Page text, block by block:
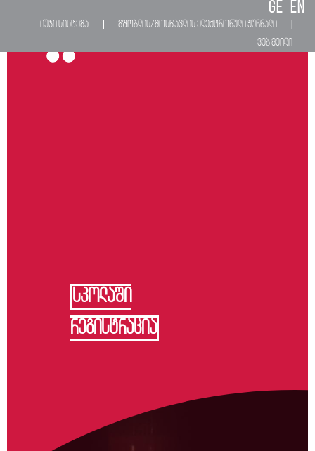
GE EN
იუჯი სისტემა მშობლის/მოსწავლის ელექტრონული ჟურნალი
ვებ მეილი
სკოლაში
რეგისტრაცია